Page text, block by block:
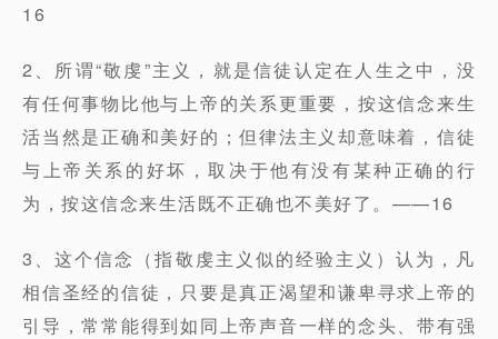
16
2、所谓“敬虔”主义，就是信徒认定在人生之中，没
有任何事物比他与上帝的关系更重要，按这信念来生
活当然是正确和美好的；但律法主义却意味着，信徒
与上帝关系的好坏，取决于他有没有某种正确的行
为，按这信念来生活既不正确也不美好了。——16
3、这个信念（指敬虔主义似的经验主义）认为，凡
相信圣经的信徒，只要是真正渴望和谦卑寻求上帝的
引导，常常能得到如同上帝声音一样的念头、带有强